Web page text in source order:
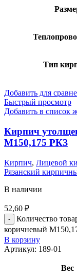
Тип
Добавить для
Быстрый просмотр
Добавить в список
Кирпич
М150,175 РКЗ
Кирпич, Лицевой
Рязанский
В наличии
52,60 ₽
Количество
коричневый
В корзину
Артикул: 189-01
Вес